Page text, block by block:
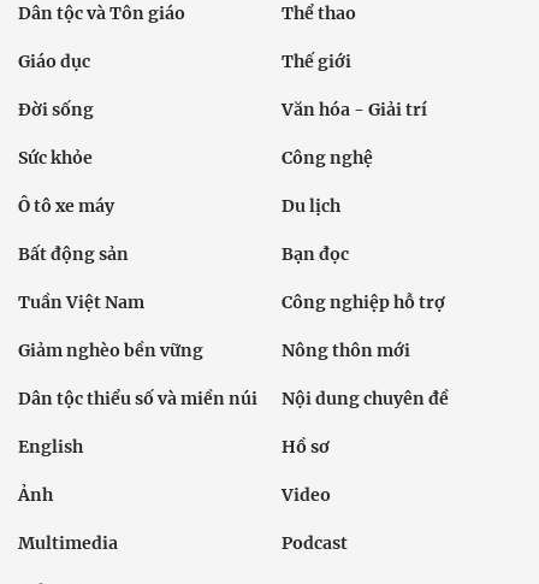
Dân tộc và Tôn giáo Thể thao
Giáo dục Thế giới
Đời sống Văn hóa - Giải trí
Sức khỏe Công nghệ
Ô tô xe máy Du lịch
Bất động sản Bạn đọc
Tuần Việt Nam Công nghiệp hỗ trợ
Giảm nghèo bền vững Nông thôn mới
Dân tộc thiểu số và miền núi Nội dung chuyên đề
English Hồ sơ
Ảnh Video
Multimedia Podcast